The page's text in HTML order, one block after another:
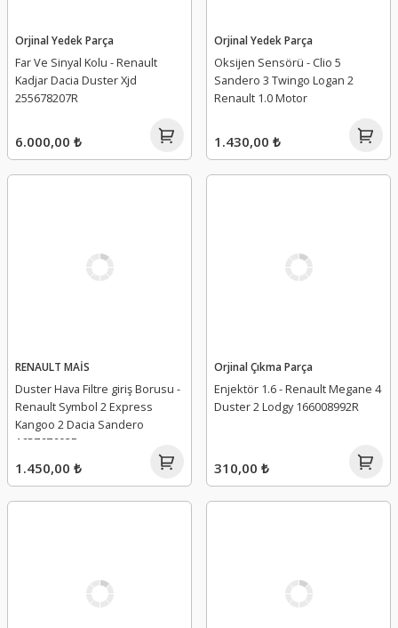
Orjinal Yedek Parça
Far Ve Sinyal Kolu - Renault
Kadjar Dacia Duster Xjd
255678207R
6.000,00 ₺
Orjinal Yedek Parça
Oksijen Sensörü - Clio 5
Sandero 3 Twingo Logan 2
Renault 1.0 Motor
1.430,00 ₺
RENAULT MAİS
Duster Hava Filtre giriş Borusu -
Renault Symbol 2 Express
Kangoo 2 Dacia Sandero
165767603R
1.450,00 ₺
Orjinal Çıkma Parça
Enjektör 1.6 - Renault Megane 4
Duster 2 Lodgy 166008992R
310,00 ₺